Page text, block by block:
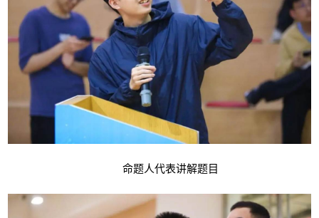
命题人代表讲解题目